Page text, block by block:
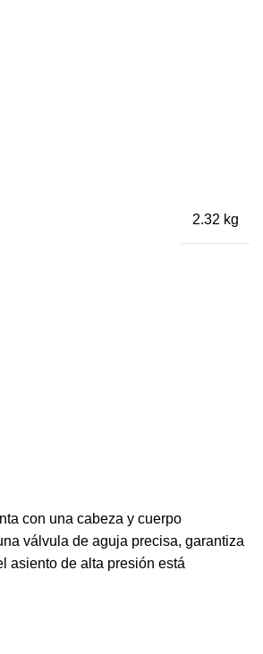
2.32 kg
con una cabeza y cuerpo
válvula de aguja precisa, garantiza
asiento de alta presión está